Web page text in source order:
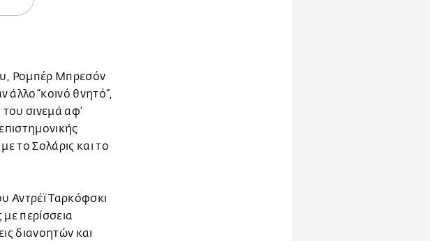
Ρομπέρ Μπρεσόν
άλλο “κοινό θνητό”,
σινεμά αφ’
το Σολάρις και το
Αντρέϊ Ταρκόφσκι
περίσσεια
διανοητών και